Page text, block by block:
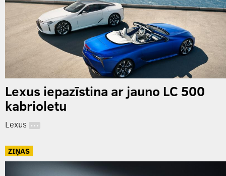
Lexus iepazīstina ar jauno LC 500
kabrioletu
Lexus …
ZIŅAS